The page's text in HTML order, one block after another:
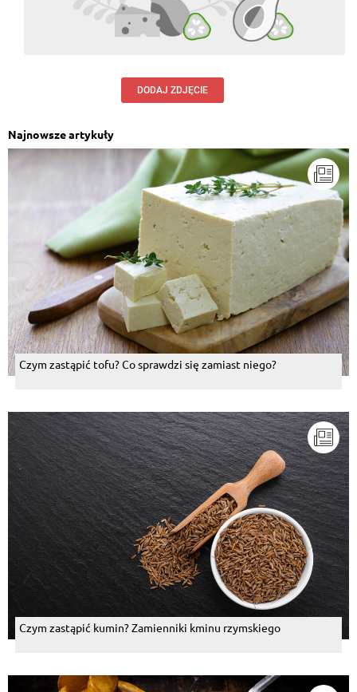
DODAJ ZDJĘCIE
Najnowsze artykuły
Czym zastąpić tofu? Co sprawdzi się zamiast niego?
Czym zastąpić kumin? Zamienniki kminu rzymskiego